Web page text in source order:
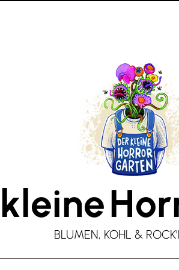
BLUMEN, KOHL &